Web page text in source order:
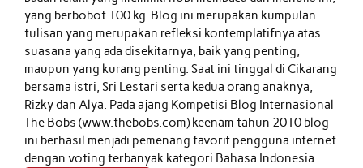
yang berbobot 100 kg. Blog ini merupakan kumpulan
tulisan yang merupakan refleksi kontemplatifnya atas
suasana yang ada disekitarnya, baik yang penting,
maupun yang kurang penting. Saat ini tinggal di Cikarang
bersama istri, Sri Lestari serta kedua orang anaknya,
Rizky dan Alya. Pada ajang Kompetisi Blog Internasional
The Bobs (www.thebobs.com) keenam tahun 2010 blog
ini berhasil menjadi pemenang favorit pengguna internet
dengan voting terbanyak kategori Bahasa Indonesia.